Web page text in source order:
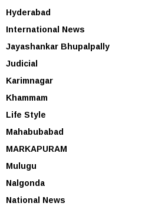
Hyderabad
International News
Jayashankar Bhupalpally
Judicial
Karimnagar
Khammam
Life Style
Mahabubabad
MARKAPURAM
Mulugu
Nalgonda
National News